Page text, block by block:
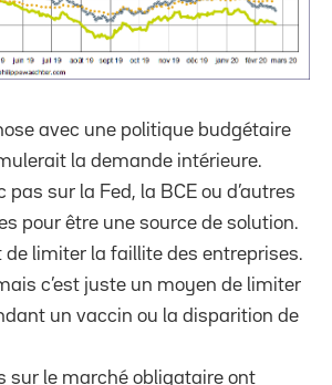
avec une politique budgétaire
la demande intérieure.
pas sur la Fed, la BCE ou d’autres
pour être une source de solution.
de limiter la faillite des entreprises.
c’est juste un moyen de limiter
un vaccin ou la disparition de
sur le marché obligataire ont